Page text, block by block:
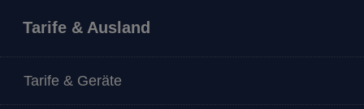
Tarife & Ausland
Tarife & Geräte